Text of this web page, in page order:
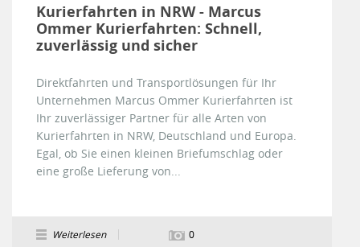
Kurierfahrten in NRW - Marcus
Ommer Kurierfahrten: Schnell,
zuverlässig und sicher
Direktfahrten und Transportlösungen für Ihr
Unternehmen Marcus Ommer Kurierfahrten ist
Ihr zuverlässiger Partner für alle Arten von
Kurierfahrten in NRW, Deutschland und Europa.
Egal, ob Sie einen kleinen Briefumschlag oder
eine große Lieferung von...
Weiterlesen 0